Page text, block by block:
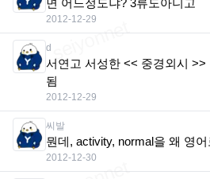
면 어느정도냐? 3류도아니고
2012-12-29
d
서연고 서성한 << 중경외시 >>
됨
2012-12-29
씨발
뭔데, activity, normal을 왜 영
2012-12-30